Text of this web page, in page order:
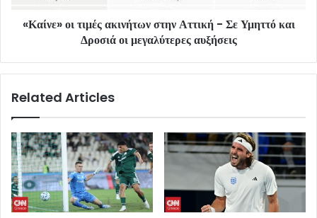
«Καίνε» οι τιμές ακινήτων στην Αττική - Σε Υμηττό και
Δροσιά οι μεγαλύτερες αυξήσεις
Related Articles